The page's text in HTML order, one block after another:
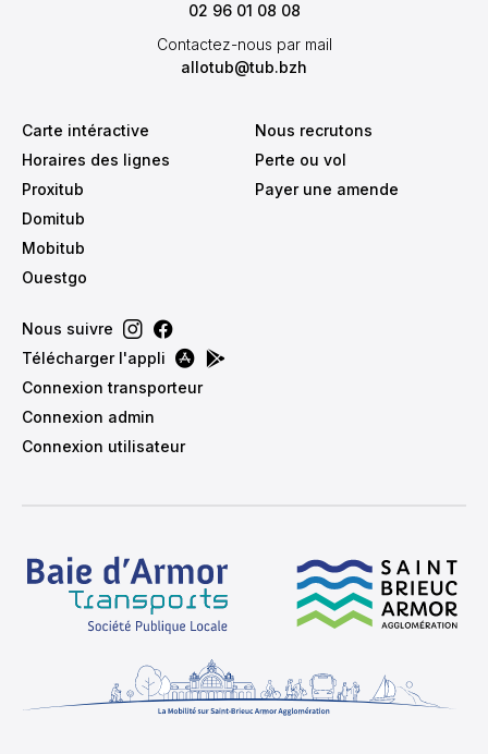
02 96 01 08 08
Contactez-nous par mail
allotub@tub.bzh
Carte intéractive
Horaires des lignes
Proxitub
Domitub
Mobitub
Ouestgo
Nous recrutons
Perte ou vol
Payer une amende
Nous suivre
Télécharger l'appli
Connexion transporteur
Connexion admin
Connexion utilisateur